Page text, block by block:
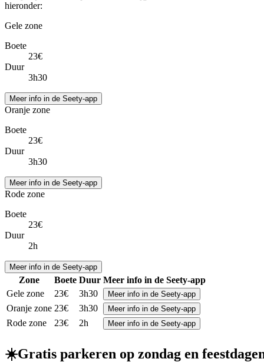
hieronder:
Gele zone
Boete
23€
Duur
3h30
Meer info in de Seety-app
Oranje zone
Boete
23€
Duur
3h30
Meer info in de Seety-app
Rode zone
Boete
23€
Duur
2h
Meer info in de Seety-app
Zone Boete Duur Meer info in de Seety-app
Gele zone
23€ 3h30 Meer info in de Seety-app
Oranje zone 23€ 3h30 Meer info in de Seety-app
Rode zone 23€ 2h Meer info in de Seety-app
☀️Gratis parkeren op zondag en